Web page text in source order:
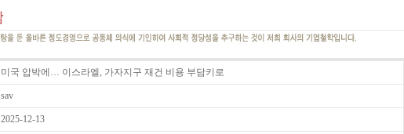
미국 압박에… 이스라엘, 가자지구 재건 비용 부담키로
sav
2025-12-13